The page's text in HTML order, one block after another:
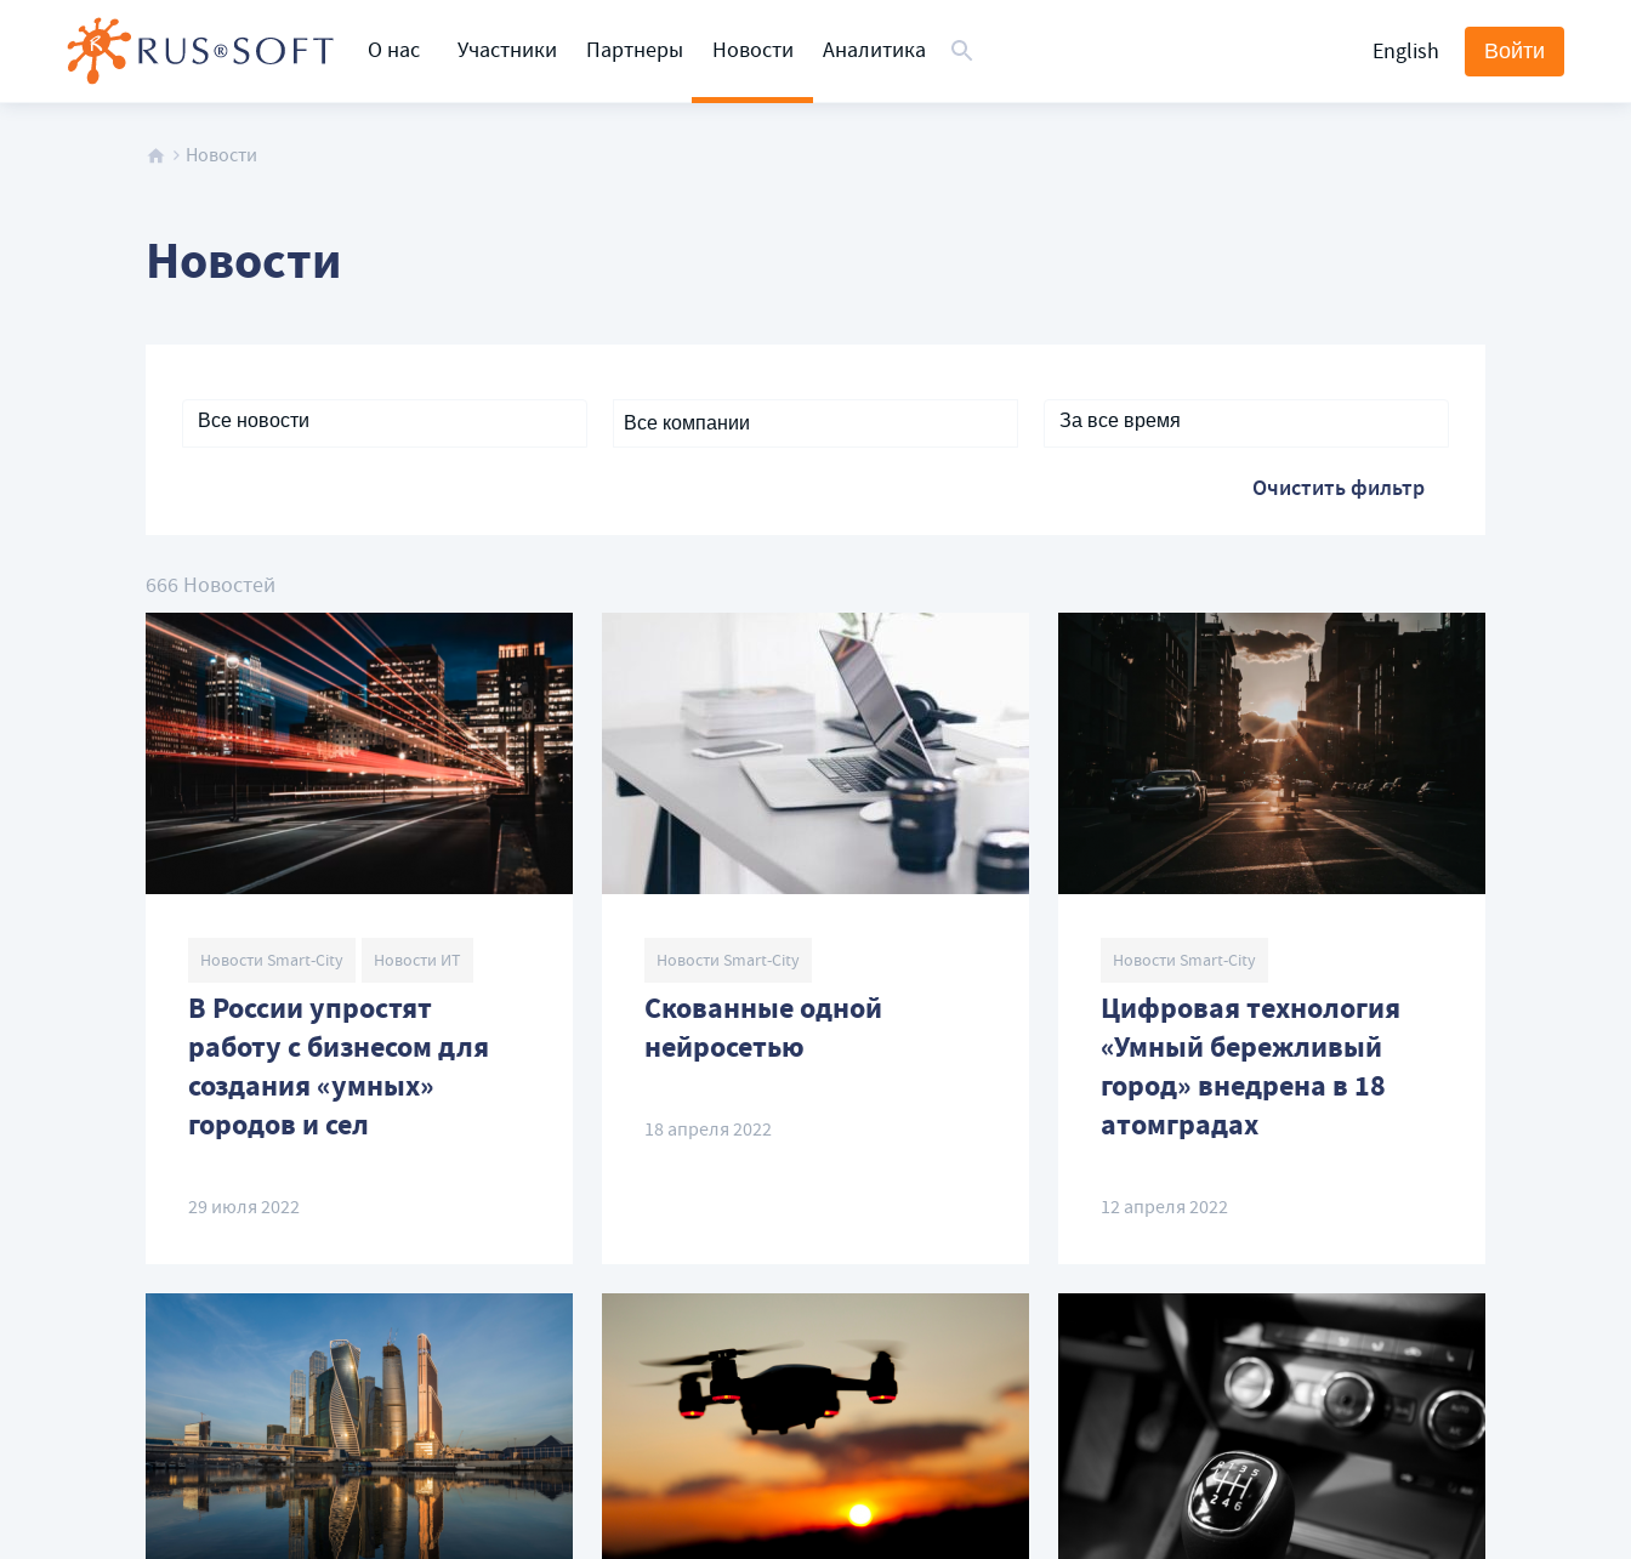
О нас Участники Партнеры Новости Аналитика English Войти
Новости
Новости
Все новости За все время
Очистить фильтр
666 Новостей
Новости Smart-City Новости ИТ
В России упростят
работу с бизнесом для
создания «умных»
городов и сел
29 июля 2022
Новости Smart-City
Скованные одной
нейросетью
18 апреля 2022
Новости Smart-City
Цифровая технология
«Умный бережливый
город» внедрена в 18
атомградах
12 апреля 2022